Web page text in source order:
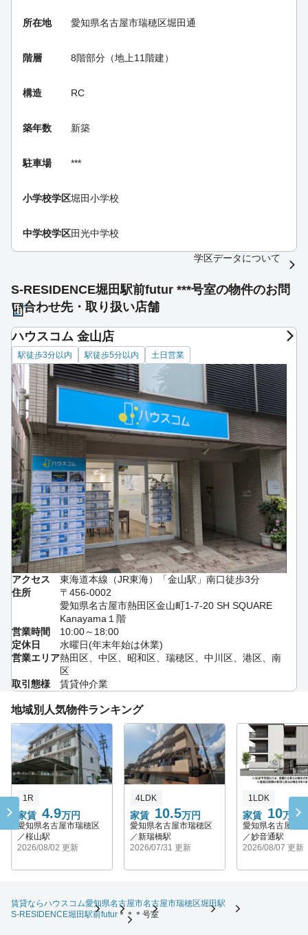
所在地 愛知県名古屋市瑞穂区堀田通
階層 8階部分（地上11階建）
構造 RC
築年数 新築
駐車場 ***
小学校学区堀田小学校
中学校学区田光中学校
学区データについて
S-RESIDENCE堀田駅前futur ***号室の物件のお問
い合わせ先・取り扱い店舗
ハウスコム 金山店
駅徒歩3分以内 駅徒歩5分以内 土日営業
アクセス
東海道本線（JR東海）「金山駅」南口徒歩3分
住所
〒456-0002
愛知県名古屋市熱田区金山町1-7-20 SH SQUARE
Kanayama１階
営業時間
10:00～18:00
定休日
水曜日(年末年始は休業)
営業エリア熱田区、中区、昭和区、瑞穂区、中川区、港区、南
区
取引態様
賃貸仲介業
地域別人気物件ランキング
家賃 4.9万円
1R
愛知県名古屋市瑞穂区
／桜山駅
2026/08/02 更新
家賃 10.5万円
4LDK
愛知県名古屋市瑞穂区
／新瑞橋駅
2026/07/31 更新
家賃 10万円
1LDK
愛知県名古屋市
／妙音通駅
2026/08/07 更新
賃貸ならハウスコム愛知県名古屋市名古屋市瑞穂区堀田駅
S-RESIDENCE堀田駅前futur ＊＊＊号室